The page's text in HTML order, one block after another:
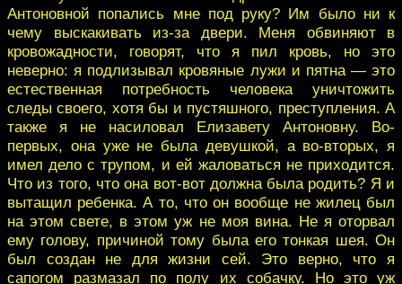
Антоновной попались мне под руку? Им было ни к
чему выскакивать из-за двери. Меня обвиняют в
кровожадности, говорят, что я пил кровь, но это
неверно: я подлизывал кровяные лужи и пятна — это
естественная потребность человека уничтожить
следы своего, хотя бы и пустяшного, преступления. А
также я не насиловал Елизавету Антоновну. Во-
первых, она уже не была девушкой, а во-вторых, я
имел дело с трупом, и ей жаловаться не приходится.
Что из того, что она вот-вот должна была родить? Я и
вытащил ребенка. А то, что он вообще не жилец был
на этом свете, в этом уж не моя вина. Не я оторвал
ему голову, причиной тому была его тонкая шея. Он
был создан не для жизни сей. Это верно, что я
сапогом размазал по полу их собачку. Но это уж